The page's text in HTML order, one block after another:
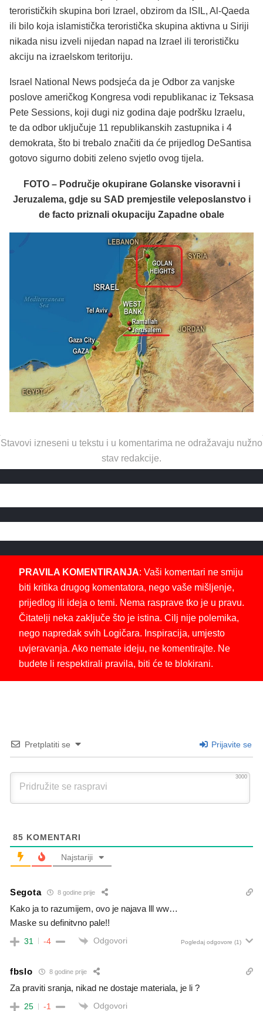
terorističkih skupina bori Izrael, obzirom da ISIL, Al-Qaeda
ili bilo koja islamistička teroristička skupina aktivna u Siriji
nikada nisu izveli nijedan napad na Izrael ili terorističku
akciju na izraelskom teritoriju.
Israel National News podsjeća da je Odbor za vanjske
poslove američkog Kongresa vodi republikanac iz Teksasa
Pete Sessions, koji dugi niz godina daje podršku Izraelu,
te da odbor uključuje 11 republikanskih zastupnika i 4
demokrata, što bi trebalo značiti da će prijedlog DeSantisa
gotovo sigurno dobiti zeleno svjetlo ovog tijela.
FOTO – Područje okupirane Golanske visoravni i
Jeruzalema, gdje su SAD premjestile veleposlanstvo i
de facto priznali okupaciju Zapadne obale
Stavovi izneseni u tekstu i u komentarima ne odražavaju nužno
stav redakcije.
PRAVILA KOMENTIRANJA: Vaši komentari ne smiju
biti kritika drugog komentatora, nego vaše mišljenje,
prijedlog ili ideja o temi. Nema rasprave tko je u pravu.
Čitatelji neka zaključe što je istina. Cilj nije polemika,
nego napredak svih Logičara. Inspiracija, umjesto
uvjeravanja. Ako nemate ideju, ne komentirajte. Ne
budete li respektirali pravila, biti će te blokirani.
Pretplatiti se Prijavite se
3000
85 KOMENTARI
Najstariji
Segota 8 godine prije
Kako ja to razumijem, ovo je najava lll ww…
Maske su definitvno pale!!
31 -4 Odgovori Pogledaj odgovore (1)
fbslo 8 godine prije
Za praviti sranja, nikad ne dostaje materiala, je li ?
25 -1 Odgovori